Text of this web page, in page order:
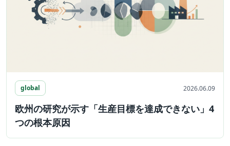
global 2026.06.09
欧州の研究が示す「生産目標を達成できない」4
つの根本原因